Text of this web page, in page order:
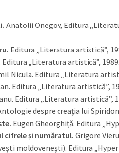
Anatolii Onegov, Editura
Editura „Literatura artistică”,
Editura „Literatura artistică”,
Nicula. Editura „Literatura
Editura „Literatura artistică”,
Editura „Literatura artistică”,
despre creația lui
Eugen Gheorghiță. Editura
cifrele și număratul. Grigore
moldovenești). Editura